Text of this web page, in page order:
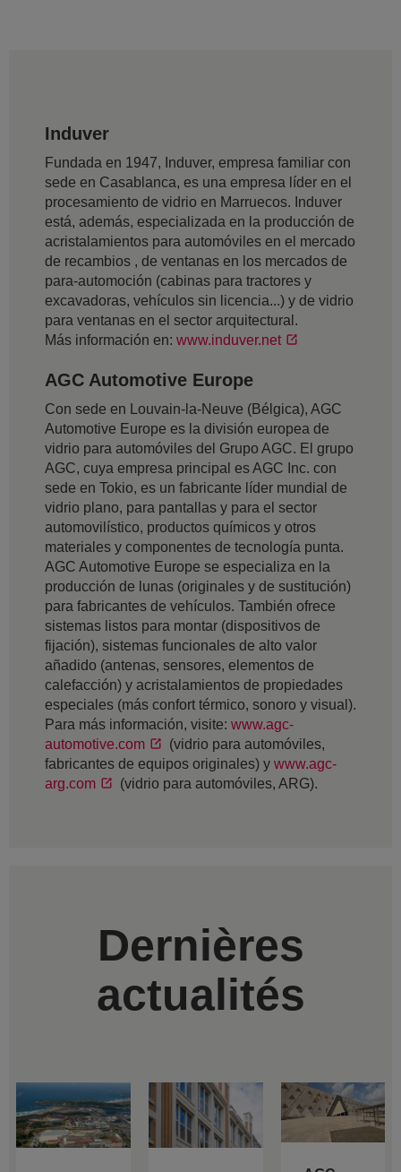
Induver
Fundada en 1947, Induver, empresa familiar con
sede en Casablanca, es una empresa líder en el
procesamiento de vidrio en Marruecos. Induver
está, además, especializada en la producción de
acristalamientos para automóviles en el mercado
de recambios , de ventanas en los mercados de
para-automoción (cabinas para tractores y
excavadoras, vehículos sin licencia...) y de vidrio
para ventanas en el sector arquitectural.
Más información en: www.induver.net
AGC Automotive Europe
Con sede en Louvain-la-Neuve (Bélgica), AGC
Automotive Europe es la división europea de
vidrio para automóviles del Grupo AGC. El grupo
AGC, cuya empresa principal es AGC Inc. con
sede en Tokio, es un fabricante líder mundial de
vidrio plano, para pantallas y para el sector
automovilístico, productos químicos y otros
materiales y componentes de tecnología punta.
AGC Automotive Europe se especializa en la
producción de lunas (originales y de sustitución)
para fabricantes de vehículos. También ofrece
sistemas listos para montar (dispositivos de
fijación), sistemas funcionales de alto valor
añadido (antenas, sensores, elementos de
calefacción) y acristalamientos de propiedades
especiales (más confort térmico, sonoro y visual).
Para más información, visite: www.agc-
automotive.com
(vidrio para automóviles,
fabricantes de equipos originales) y www.agc-
arg.com
(vidrio para automóviles, ARG).
Dernières
actualités